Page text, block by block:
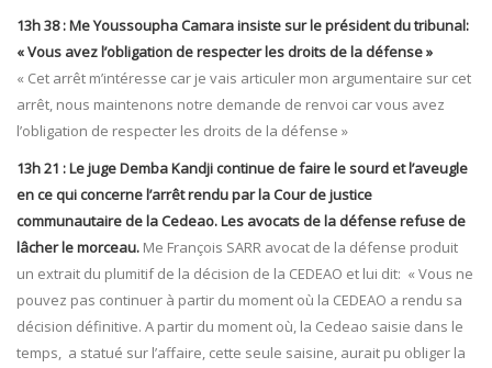
13h 38 : Me Youssoupha Camara insiste sur le président du tribunal:
« Vous avez l’obligation de respecter les droits de la défense »
« Cet arrêt m’intéresse car je vais articuler mon argumentaire sur cet
arrêt, nous maintenons notre demande de renvoi car vous avez
l’obligation de respecter les droits de la défense »
13h 21 : Le juge Demba Kandji continue de faire le sourd et l’aveugle
en ce qui concerne l’arrêt rendu par la Cour de justice
communautaire de la Cedeao. Les avocats de la défense refuse de
lâcher le morceau. Me François SARR avocat de la défense produit
un extrait du plumitif de la décision de la CEDEAO et lui dit: « Vous ne
pouvez pas continuer à partir du moment où la CEDEAO a rendu sa
décision définitive. A partir du moment où, la Cedeao saisie dans le
temps, a statué sur l’affaire, cette seule saisine, aurait pu obliger la